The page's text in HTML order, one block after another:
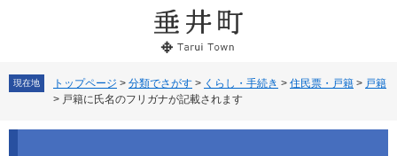
現在地 トップページ > 分類でさがす > くらし・手続き > 住民票・戸籍 > 戸籍
> 戸籍に氏名のフリガナが記載されます